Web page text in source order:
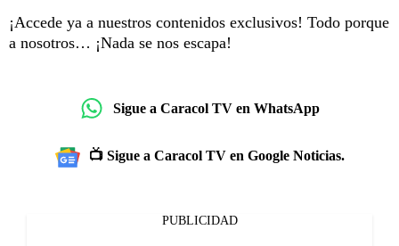
¡Accede ya a nuestros contenidos exclusivos! Todo porque
a nosotros… ¡Nada se nos escapa!
Sigue a Caracol TV en WhatsApp
📺 Sigue a Caracol TV en Google Noticias.
PUBLICIDAD